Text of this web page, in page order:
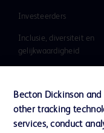
Investeerders
Inclusie, diversiteit en
gelijkwaardigheid
Nieuws, media en blog
Becton Dickinson
other tracking
services, conduct